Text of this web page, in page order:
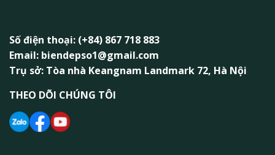
Số điện thoại: (+84) 867 718 883
Email: biendepso1@gmail.com
Trụ sở: Tòa nhà Keangnam Landmark 72, Hà Nội
THEO DÕI CHÚNG TÔI